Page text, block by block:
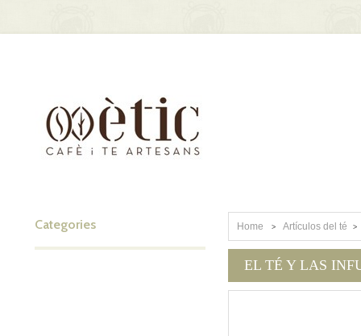
Categories Home > Artículos del té >
EL TÉ Y LAS